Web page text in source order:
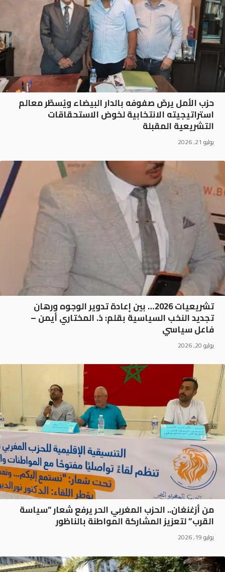
حزب الأمل يرصّ صفوفه بالدار البيضاء ويُسطّر معالم
استراتيجيته الانتخابية لخوض الاستحقاقات
التشريعية المقبلة
يوليو 21, 2026
تشريعيات 2026… بين إعادة تدوير الوجوه ورهان
تجديد النخب السياسية بقلم: ذ. المختاري أيمن –
فاعل سياسي
يوليو 20, 2026
من أزغنغان.. الحزب المغربي الحر يرفع شعار “سياسة
القرب” لتعزيز المشاركة المواطنة بالناظور
يوليو 19, 2026